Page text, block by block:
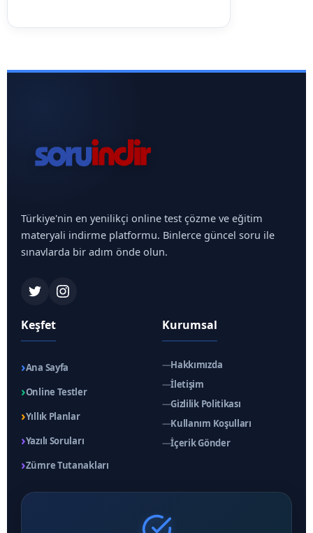
Türkiye'nin en yenilikçi online test çözme ve eğitim
materyali indirme platformu. Binlerce güncel soru ile
sınavlarda bir adım önde olun.
Keşfet
›Ana Sayfa
›Online Testler
›Yıllık Planlar
›Yazılı Soruları
›Zümre Tutanakları
Kurumsal
—Hakkımızda
—İletişim
—Gizlilik Politikası
—Kullanım Koşulları
—İçerik Gönder